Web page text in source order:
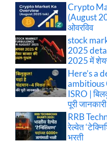
Crypto
(August
ओवरविव
stock
2025
2025 में
Here’s a
ambitious
ISRO |
पूरी
RRB
रेल्वेत
भरती